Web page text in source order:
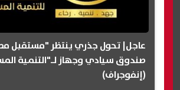
عاجل| تحول جذري ينتظر "مستقبل
صندوق سيادي وجهاز لـ"التنمية
(إنفوجراف)